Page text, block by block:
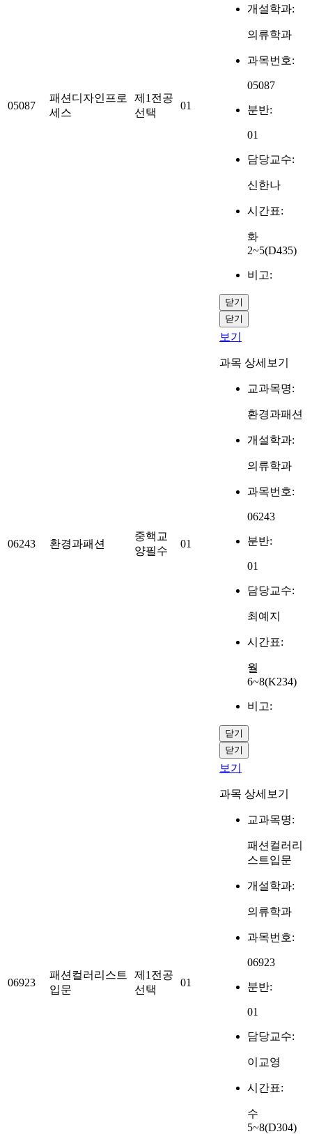
05087
패션디자인프로
세스
제1전공
선택
01
개설학과:
의류학과
과목번호:
05087
분반:
01
담당교수:
신한나
시간표:
화
2~5(D435)
비고:
닫기
닫기
06243 환경과패션
중핵교
양필수
01
보기
과목 상세보기
교과목명:
환경과패션
개설학과:
의류학과
과목번호:
06243
분반:
01
담당교수:
최예지
시간표:
월
6~8(K234)
비고:
닫기
닫기
06923
패션컬러리스트
입문
제1전공
선택
01
보기
과목 상세보기
교과목명:
패션컬러리
스트입문
개설학과:
의류학과
과목번호:
06923
분반:
01
담당교수:
이교영
시간표:
수
5~8(D304)